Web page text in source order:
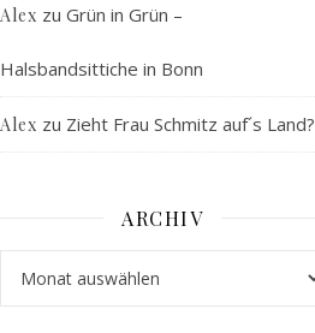
Alex zu Grün in Grün –
Halsbandsittiche in Bonn
Alex zu Zieht Frau Schmitz auf´s Land?
ARCHIV